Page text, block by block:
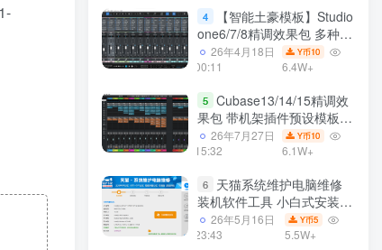
4
【智能土豪模板】Studio
one6/7/8精调效果包 多种效
果模式可选 声卡调试好预设
带插件全套文件
26年4月18日
00:11
Y币10
6.4W+
5 Cubase13/14/15精调效
果包 带机架插件预设模板
声卡调试好效果工程文件
26年7月27日
15:32
Y币10
6.1W+
6
天猫系统维护电脑维修
装机软件工具 小白式安装
完全一键安装系统 电脑系统
装机软件 一键重装系统
26年5月16日
23:43
Y币5
5.5W+